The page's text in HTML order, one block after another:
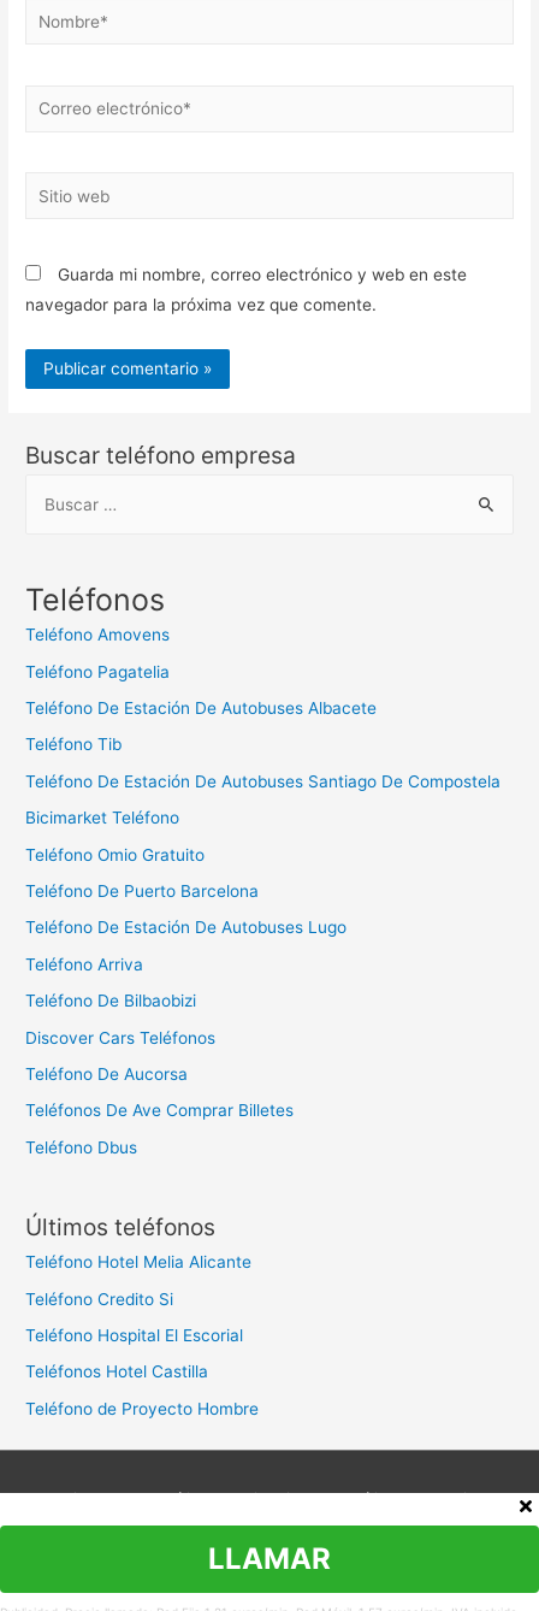
Nombre*
Correo
Sitio
Guarda mi nombre, correo electrónico y web en este
navegador para la próxima vez que comente.
Buscar teléfono empresa
c
:
Teléfonos
Teléfono Amovens
Teléfono Pagatelia
Teléfono De Estación De Autobuses Albacete
Teléfono Tib
Teléfono De Estación De Autobuses Santiago De Compostela
Bicimarket Teléfono
Teléfono Omio Gratuito
Teléfono De Puerto Barcelona
Teléfono De Estación De Autobuses Lugo
Teléfono Arriva
Teléfono De Bilbaobizi
Discover Cars Teléfonos
Teléfono De Aucorsa
Teléfonos De Ave Comprar Billetes
Teléfono Dbus
Últimos teléfonos
Teléfono Hotel Melia Alicante
Teléfono Credito Si
Teléfono Hospital El Escorial
Teléfonos Hotel Castilla
Teléfono de Proyecto Hombre
Aviso legal Política de privacidad
Política de cookies
Contacto
Copyright © 2026Teléfono Atención al Cliente
LLAMAR